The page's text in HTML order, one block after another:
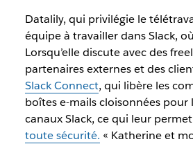
Datalily, qui privilégie le
équipe à travailler dans Slack,
Lorsqu’elle discute avec des
partenaires externes et des
Slack Connect, qui libère les
boîtes e-mails cloisonnées pour
canaux Slack, ce qui leur
toute sécurité. « Katherine et